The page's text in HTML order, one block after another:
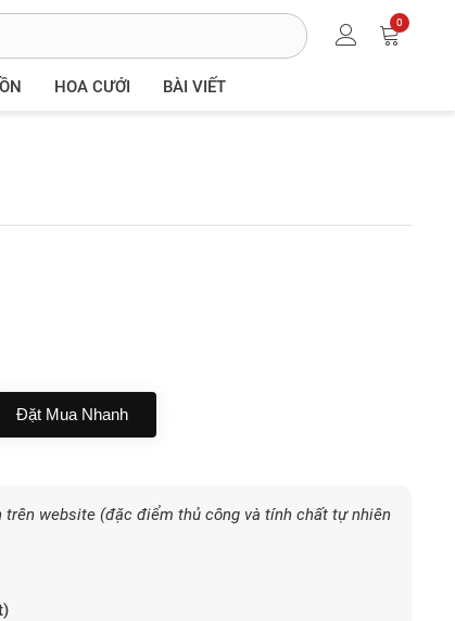
0
HOA CƯỚI BÀI VIẾT
Đặt Mua Nhanh
website (đặc điểm thủ công và tính chất tự nhiên